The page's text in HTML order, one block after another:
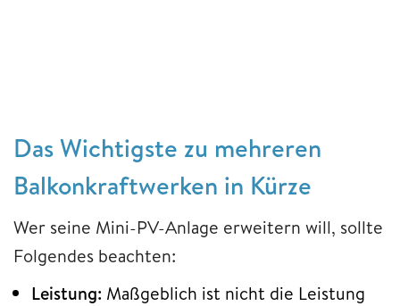
Das Wichtigste zu mehreren
Balkonkraftwerken in Kürze
Wer seine Mini-PV-Anlage erweitern will, sollte
Folgendes beachten:
Leistung: Maßgeblich ist nicht die Leistung